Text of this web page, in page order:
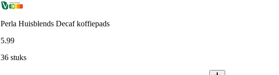
Perla Huisblends Decaf koffiepads
5.99
36 stuks